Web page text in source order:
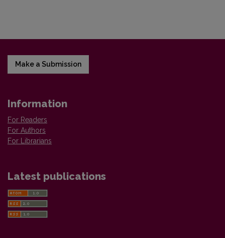
Make a Submission
Information
For Readers
For Authors
For Librarians
Latest publications